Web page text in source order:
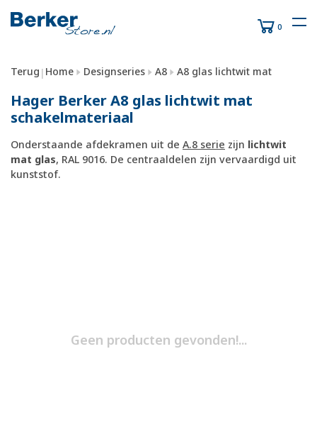
0
Terug | Home Designseries A8 A8 glas lichtwit mat
Hager Berker A8 glas lichtwit mat
schakelmateriaal
Onderstaande afdekramen uit de A.8 serie zijn lichtwit
mat glas, RAL 9016. De centraaldelen zijn vervaardigd uit
kunststof.
Geen producten gevonden!...